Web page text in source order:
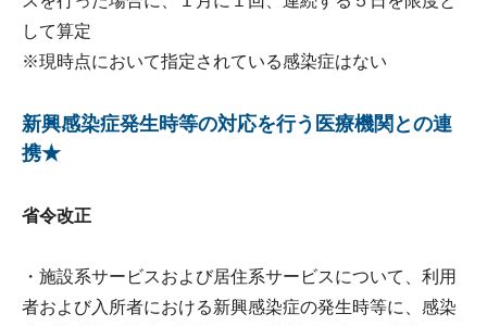
して算定
※現時点において指定されている感染症はない
新興感染症発生時等の対応を行う医療機関との連
携★
省令改正
・施設系サービスおよび居住系サービスについて、利用
者および入所者における新興感染症の発生時等に、感染